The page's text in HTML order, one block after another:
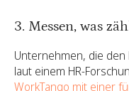
3. Messen, was
Unternehmen, die
laut einem HR-
WorkTango mit einer